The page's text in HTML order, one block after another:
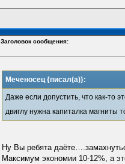
Заголовок сообщения:
Меченосец {писал(а)}:
Даже если допустить, что как-то
двиглу нужна капиталка магниты
Ну Вы ребята
Максимум экономии 10-12%, а